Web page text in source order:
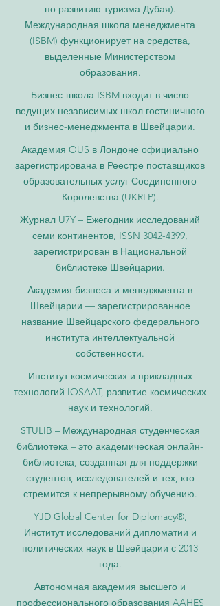
по развитию туризма Дубая).
Международная школа менеджмента
(ISBM) функционирует на средства,
выделенные Министерством
образования.
Бизнес-школа ISBM входит в число
ведущих независимых школ гостиничного
и бизнес-менеджмента в Швейцарии.
Академия OUS в Лондоне официально
зарегистрирована в Реестре поставщиков
образовательных услуг Соединенного
Королевства (UKRLP).
Журнал U7Y – Ежегодник исследований
семи континентов, ISSN 3042-4399,
зарегистрирован в Национальной
библиотеке Швейцарии.
Академия бизнеса и менеджмента в
Швейцарии — зарегистрированное
название Швейцарского федерального
института интеллектуальной
собственности.
Институт космических и прикладных
технологий IOSAAT, развитие космических
наук и технологий.
STULIB – Международная студенческая
библиотека – это академическая онлайн-
библиотека, созданная для поддержки
студентов, исследователей и тех, кто
стремится к непрерывному обучению.
YJD Global Center for Diplomacy®,
Институт исследований дипломатии и
политических наук в Швейцарии с 2013
года.
Автономная академия высшего и
профессионального образования AAHES